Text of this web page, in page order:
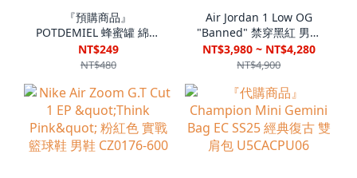
『預購商品』
POTDEMIEL 蜂蜜罐 綿寶
寶 比奇堡居民 路人魚系
列 玩偶 掛飾 HWJB5779
NT$249
NT$480
Air Jordan 1 Low OG
"Banned" 禁穿黑紅 男鞋
IW6276-001
NT$3,980 ~ NT$4,280
NT$4,900